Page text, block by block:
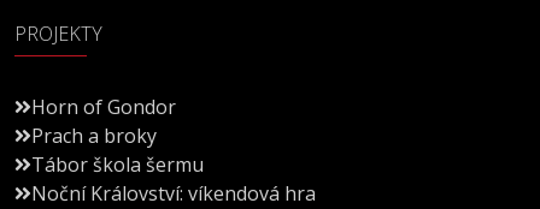
PROJEKTY
Horn of Gondor
Prach a broky
Tábor škola šermu
Noční Království: víkendová hra